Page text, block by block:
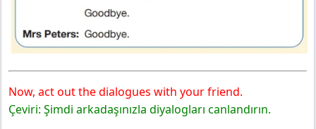
Now, act out the dialogues with your friend.
Çeviri: Şimdi arkadaşınızla diyalogları canlandırın.